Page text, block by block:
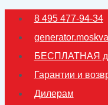
Перейти
содержимому
8 495 477-94-34
БЕСПЛАТНАЯ
Гарантии и
Дилерам